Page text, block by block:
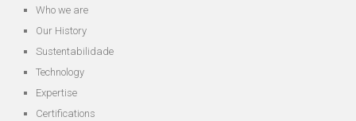
Who we are
Our History
Sustentabilidade
Technology
Expertise
Certifications